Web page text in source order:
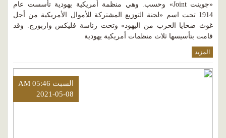
«جوينت Joint» وحسب. وهي منظمة أمريكية يهودية تأسست عام
1914 تحت اسم «لجنة التوزيع المشتركة للأموال الأمريكية من أجل
غوث ضحايا الحرب من اليهود» وتحت رئاسة فليكس واربورج. وقد
قامت بتأسيسها ثلاث منظمات أمريكية يهودية
المزيد
السبت AM 05:46
2021-05-08